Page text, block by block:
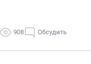
908 Обсудить